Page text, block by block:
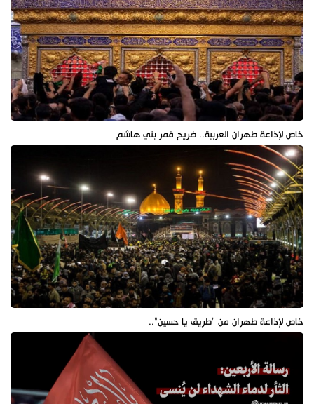
خاص لإذاعة طهران العربية.. ضريح قمر بني هاشم
خاص لإذاعة طهران من "طريق يا حسين"..